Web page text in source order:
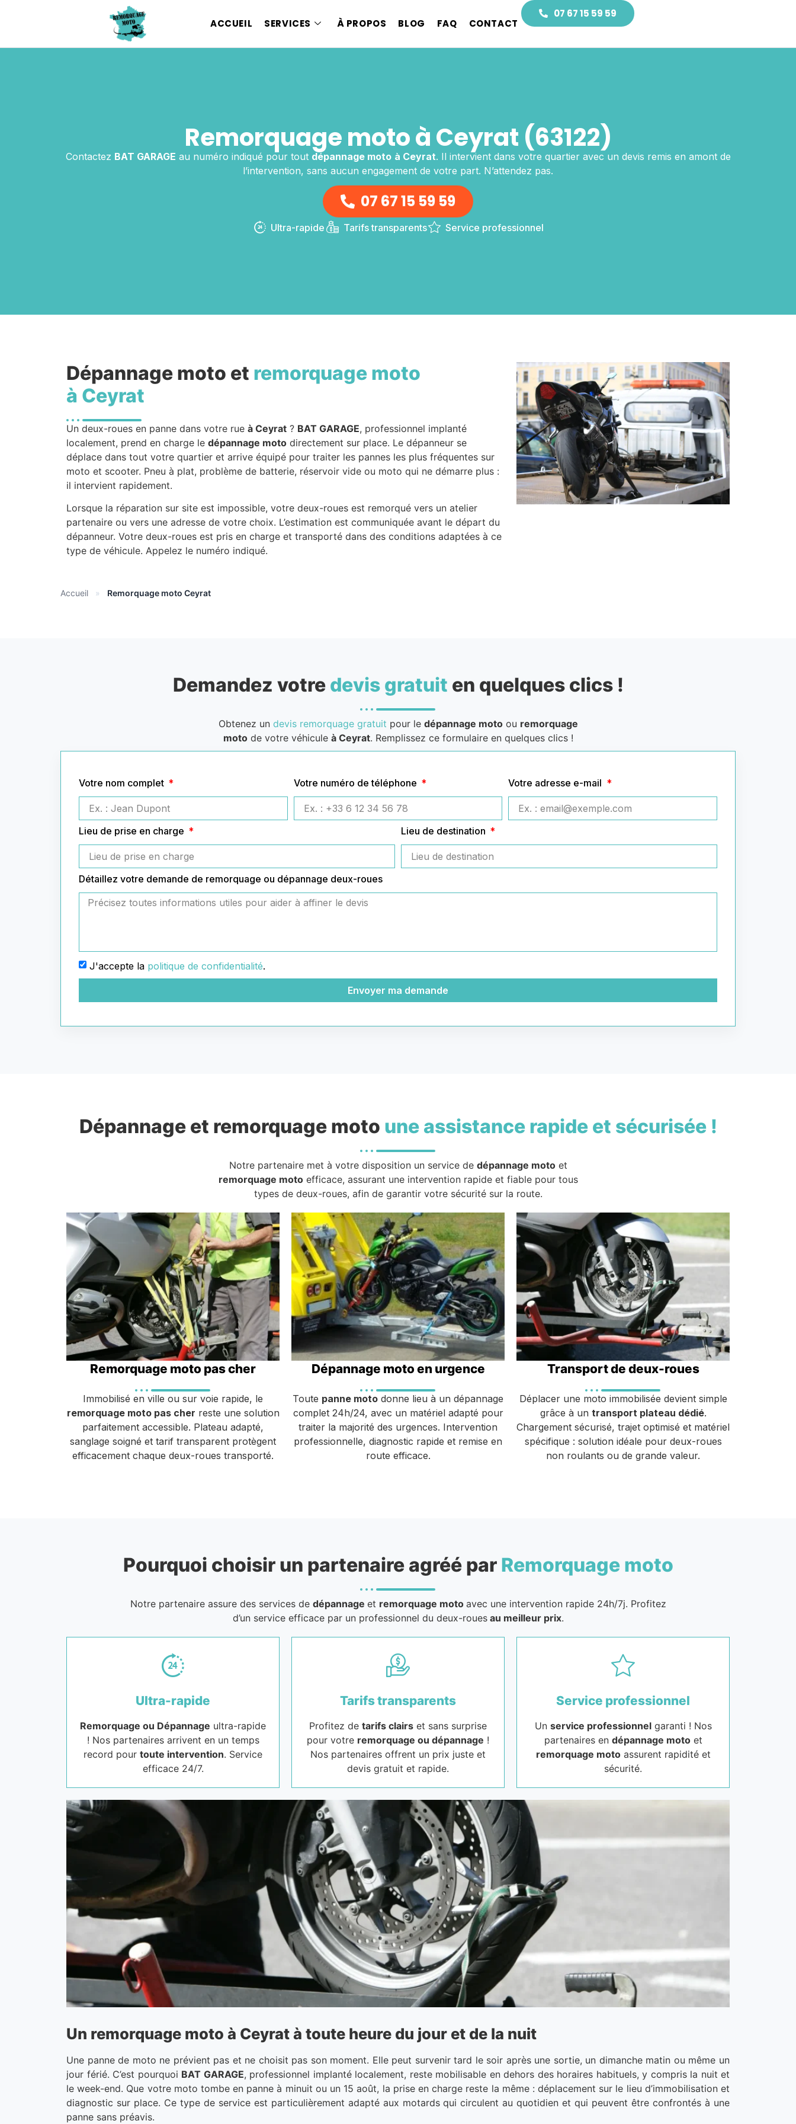
ACCUEIL SERVICES À PROPOS BLOG FAQ CONTACT
07 67 15 59 59
Remorquage moto à Ceyrat (63122)
Contactez BAT GARAGE au numéro indiqué pour tout dépannage moto à Ceyrat. Il intervient dans votre quartier avec un devis remis en amont de
l’intervention, sans aucun engagement de votre part. N’attendez pas.
07 67 15 59 59
Ultra-rapide Tarifs transparents Service professionnel
Dépannage moto et remorquage moto
à Ceyrat
Un deux-roues en panne dans votre rue à Ceyrat ? BAT GARAGE, professionnel implanté
localement, prend en charge le dépannage moto directement sur place. Le dépanneur se
déplace dans tout votre quartier et arrive équipé pour traiter les pannes les plus fréquentes sur
moto et scooter. Pneu à plat, problème de batterie, réservoir vide ou moto qui ne démarre plus :
il intervient rapidement.
Lorsque la réparation sur site est impossible, votre deux-roues est remorqué vers un atelier
partenaire ou vers une adresse de votre choix. L’estimation est communiquée avant le départ du
dépanneur. Votre deux-roues est pris en charge et transporté dans des conditions adaptées à ce
type de véhicule. Appelez le numéro indiqué.
Accueil » Remorquage moto Ceyrat
Demandez votre devis gratuit en quelques clics !
Obtenez un devis remorquage gratuit pour le dépannage motoou remorquage
motode votre véhicule à Ceyrat. Remplissez ce formulaire en quelques clics !
Votre nom complet Votre numéro de téléphone Votre adresse e-mail
Lieu de prise en charge Lieu de destination
Détaillez votre demande de remorquage ou dépannage deux-roues
J'accepte la politique de confidentialité.
Envoyer ma demande
Dépannage et remorquage moto une assistance rapide et sécurisée !
Notre partenaire met à votre disposition un service de dépannage motoet
remorquage motoefficace, assurant une intervention rapide et fiable pour tous
types de deux-roues, afin de garantir votre sécurité sur la route.
Remorquage moto pas cher
Immobilisé en ville ou sur voie rapide, le
remorquage moto pas cher reste une solution
parfaitement accessible. Plateau adapté,
sanglage soigné et tarif transparent protègent
efficacement chaque deux-roues transporté.
Dépannage moto en urgence
Toute panne moto donne lieu à un dépannage
complet 24h/24, avec un matériel adapté pour
traiter la majorité des urgences. Intervention
professionnelle, diagnostic rapide et remise en
route efficace.
Transport de deux-roues
Déplacer une moto immobilisée devient simple
grâce à un transport plateau dédié.
Chargement sécurisé, trajet optimisé et matériel
spécifique : solution idéale pour deux-roues
non roulants ou de grande valeur.
Pourquoi choisir un partenaire agréé par Remorquage moto
Notre partenaire assure des services de dépannage et remorquage moto avec une intervention rapide 24h/7j. Profitez
d’un service efficace par un professionnel du deux-rouesau meilleur prix.
Ultra-rapide
Remorquage ou Dépannage ultra-rapide
! Nos partenaires arrivent en un temps
record pour toute intervention. Service
efficace 24/7.
Tarifs transparents
Profitez de tarifs clairs et sans surprise
pour votre remorquage ou dépannage !
Nos partenaires offrent un prix juste et
devis gratuit et rapide.
Service professionnel
Un service professionnelgaranti ! Nos
partenaires en dépannage motoet
remorquage motoassurent rapidité et
sécurité.
Un remorquage moto à Ceyrat à toute heure du jour et de la nuit
Une panne de moto ne prévient pas et ne choisit pas son moment. Elle peut survenir tard le soir après une sortie, un dimanche matin ou même un
jour férié. C’est pourquoi BAT GARAGE, professionnel implanté localement, reste mobilisable en dehors des horaires habituels, y compris la nuit et
le week-end. Que votre moto tombe en panne à minuit ou un 15 août, la prise en charge reste la même : déplacement sur le lieu d’immobilisation et
diagnostic sur place. Ce type de service est particulièrement adapté aux motards qui circulent au quotidien et qui peuvent être confrontés à une
panne sans préavis.